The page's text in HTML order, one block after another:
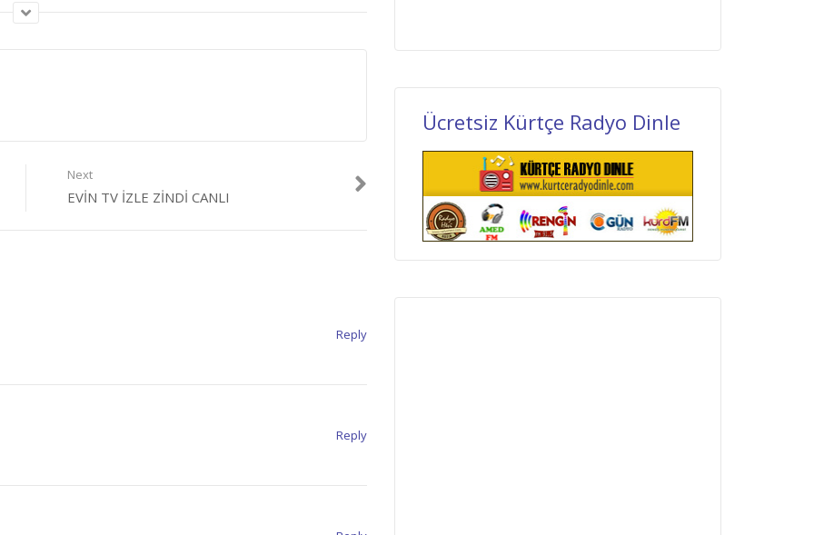
gürültü-bağrışma olsun diye çabalamadan haber programı
o derece medyada böyle bir kanala ihtiyaç vardı.
yanında bir tv kanalı. muhalefet dozu biraz düşük olsa da,
gibi bir hali vardı, tırsardım. imc tv logosunun altında
Next
EVIN TV İZLE ZINDI CANLI
Reply
Reply
Ücretsiz Kürtçe Radyo Dinle